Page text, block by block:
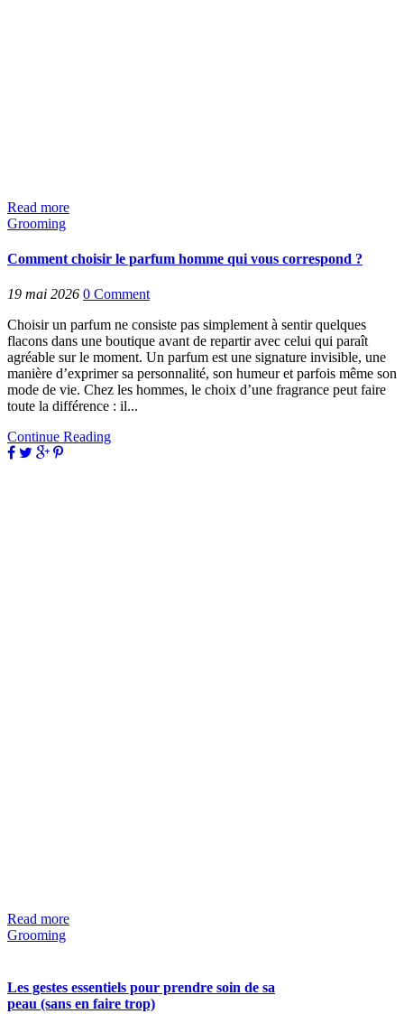
Read more
Grooming
Comment choisir le parfum homme qui vous correspond ?
19 mai 2026 0 Comment
Choisir un parfum ne consiste pas simplement à sentir quelques
flacons dans une boutique avant de repartir avec celui qui paraît
agréable sur le moment. Un parfum est une signature invisible, une
manière d’exprimer sa personnalité, son humeur et parfois même son
mode de vie. Chez les hommes, le choix d’une fragrance peut faire
toute la différence : il...
Continue Reading
Read more
Grooming
Les gestes essentiels pour prendre soin de sa
peau (sans en faire trop)